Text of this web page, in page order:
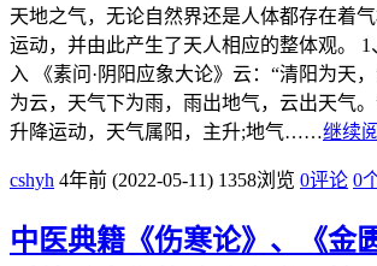
天地之气，无论自然界还是人体都存在着
运动，并由此产生了天人相应的整体观。
入 《素问·阴阳应象大论》云：“清阳为天
为云，天气下为雨，雨出地气，云出天气
升降运动，天气属阳，主升;地气……继续
cshyh 4年前 (2022-05-11) 1358浏览 0评论 0
中医典籍《伤寒论》、《金